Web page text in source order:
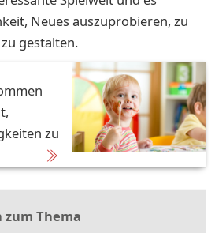
Neues auszuprobieren, zu
gestalten.
zu
zum Thema